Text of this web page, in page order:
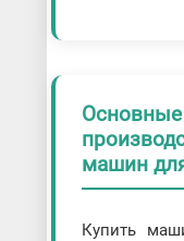
Основные
машин
Купить